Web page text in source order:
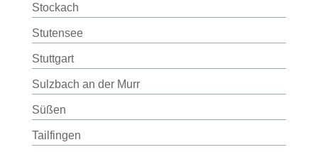
Stockach
Stutensee
Stuttgart
Sulzbach an der Murr
Süßen
Tailfingen